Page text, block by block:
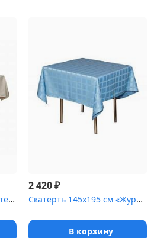
Скатерть 150х200 см «Сатен» мокка [(гладь)]
2 420₽
Скатерть 145х195 см «Журавинка» голубая [(квадрат)]
В корзину